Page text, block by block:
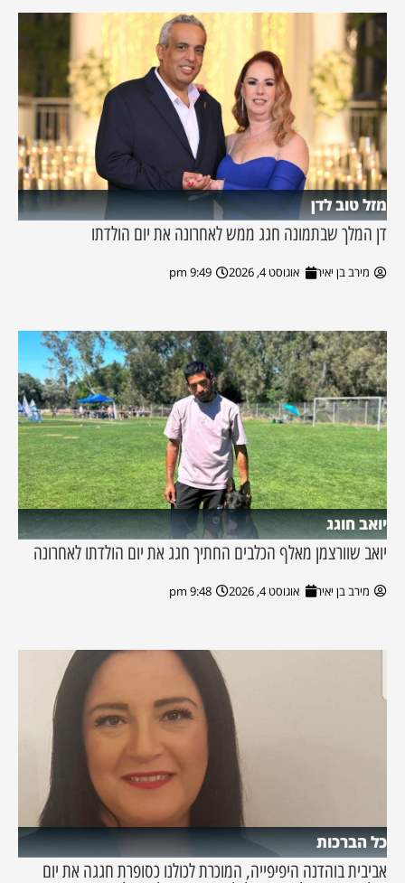
מזל טוב לדן
דן המלך שבתמונה חגג ממש לאחרונה את יום הולדתו
מירב בן יאיר אוגוסט 4, 2026 9:49 pm
יואב חוגג
יואב שוורצמן מאלף הכלבים החתיך חגג את יום הולדתו לאחרונה
מירב בן יאיר אוגוסט 4, 2026 9:48 pm
כל הברכות
אביבית בוהדנה היפיפייה, המוכרת לכולנו כסופרת חגגה את יום